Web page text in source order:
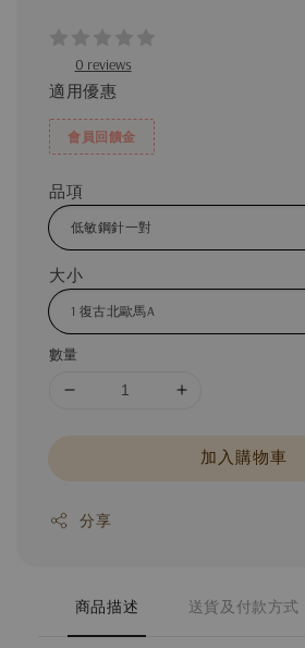
0 reviews
適用優惠
會員回饋金
品項
大小
數量
加入購物車
分享
商品描述 送貨及付款方式